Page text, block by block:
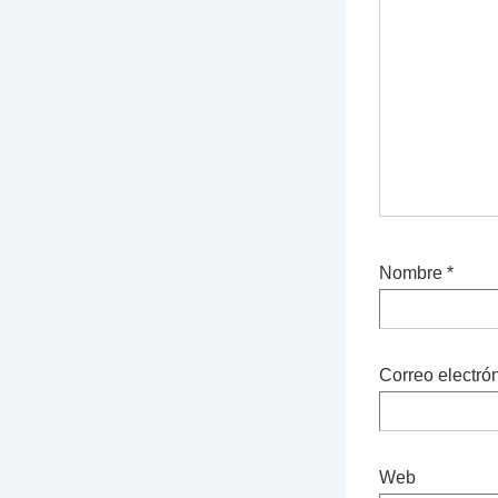
Nombre *
Correo
Web